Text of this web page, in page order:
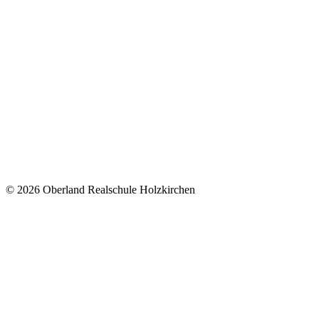
© 2026 Oberland Realschule Holzkirchen